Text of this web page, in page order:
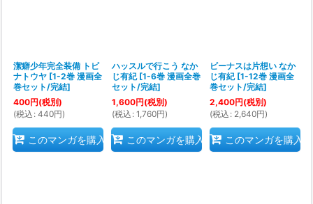
潔癖少年完全装備 トビ
ナトウヤ [1-2巻 漫画全
巻セット/完結]
400円(税別)
(税込 : 440円)
このマンガを購入
ハッスルで行こう なか
じ有紀 [1-6巻 漫画全巻
セット/完結]
1,600円(税別)
(税込 : 1,760円)
このマンガを購入
ビーナスは片想い なか
じ有紀 [1-12巻 漫画全
巻セット/完結]
2,400円(税別)
(税込 : 2,640円)
このマンガを購入